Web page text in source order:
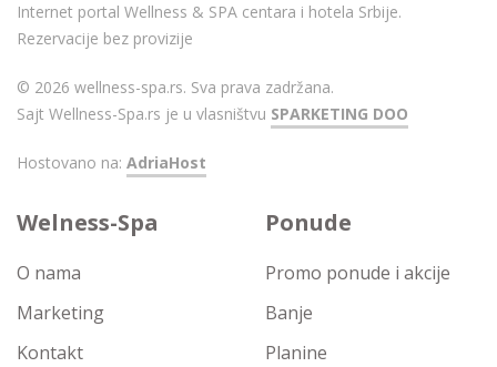
Internet portal Wellness & SPA centara i hotela Srbije.
Rezervacije bez provizije
© 2026 wellness-spa.rs. Sva prava zadržana.
Sajt Wellness-Spa.rs je u vlasništvu SPARKETING DOO
Hostovano na: AdriaHost
Welness-Spa
O nama
Marketing
Kontakt
Ponude
Promo ponude i akcije
Banje
Planine